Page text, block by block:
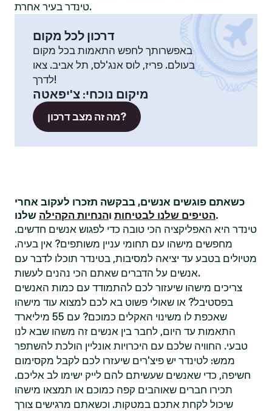
טינדר בעיר אחרת.
דרכון לכל מקום
באפשרותך לחפש התאמות בכל מקום
בעולם. פריז, לוס אנג'לס, תל אביב. צאו
לדרך!
מיקום נוכחי: צ'יפאטה
מה זה מצב דרכון?
כשאתם פוגשים אנשים, בבקשה תזכרו לעקוב אחרי
הטיפים שלנו לבטיחות והנחיות הקהילה
שלנו.
טינדר היא האפליקציה הכי טובה כדי לפגוש אנשים חדשים.
מחפשים מישהו עם תחומי עניין משותפים? אין בעיה.
מטיולים בטבע עד יציאה למסיבות, בטינדר תוכלו לדבר עם
אנשים על הדברים שאתם הכי נהנים לעשות.
צריכים מישהו שיעזור לכם להתמודד עם כמות האנשים
בפסטיבל? או שאולי פשוט בא לכם למצוא עוד מישהו
שאכפת לו משינוי האקלים כמוכם? עם 55 מיליארד
התאמות עד היום, לחבר בין אנשים זה משהו שבא לנו
טבעי. החוויה שלכם עם היכרויות אונליין הולכת להשתפר
ממש: לטינדר יש פיצ'רים שיעזרו לכם לקבל מקסימום
חשיפה, כדי שאנשים שעשיתם להם לייק ישימו לב אליכם.
תכירו חברים שאוהבים קפה כמוכם או תמצאו מישהו
שיכול לקחת אתכם במטקות. וכשאתם מרגישים צורך